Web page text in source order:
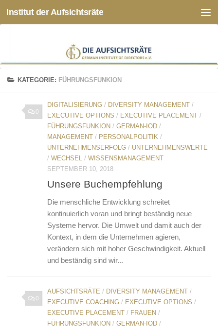
Zum Inhalt springen
Institut der Aufsichtsräte
KATEGORIE: FÜHRUNGSFUNKION
0
DIGITALISIERUNG / DIVERSITY MANAGEMENT /
EXECUTIVE OPTIONS / EXECUTIVE PLACEMENT /
FÜHRUNGSFUNKION / GERMAN-IOD /
MANAGEMENT / PERSONALPOLITIK /
UNTERNEHMENSERFOLG / UNTERNEHMENSWERTE
/ WECHSEL / WISSENSMANAGEMENT
SEPTEMBER 10, 2018
Unsere Buchempfehlung
Die menschliche Entwicklung schreitet
kontinuierlich voran und bringt beständig neue
Systeme hervor. Die Umwelt und damit auch der
Kontext, in dem die Unternehmen agieren,
verändern sich mit hoher Geschwindigkeit. Aktuell
und beständig sind wir...
0
AUFSICHTSRÄTE / DIVERSITY MANAGEMENT /
EXECUTIVE COACHING / EXECUTIVE OPTIONS /
EXECUTIVE PLACEMENT / FRAUEN /
FÜHRUNGSFUNKION / GERMAN-IOD /